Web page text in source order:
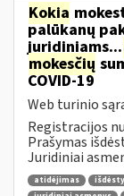
Kokia
palūkanų
juridiniams...
mokesčių
COVID-19
Web turinio
Registracijos
Prašymas
Juridiniai
atidėjimas